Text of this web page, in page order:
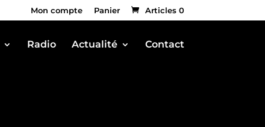
Mon compte Panier Articles 0
Radio Actualité Contact